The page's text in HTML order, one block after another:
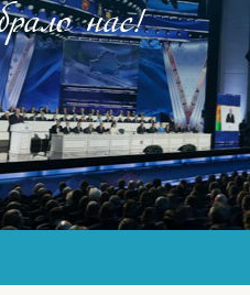
нас!